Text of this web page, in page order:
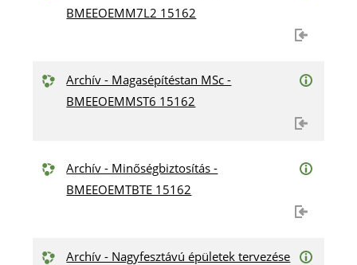
BMEEOEMM7L2 15162
Archív - Magasépítéstan MSc -
BMEEOEMMST6 15162
Archív - Minőségbiztosítás -
BMEEOEMTBTE 15162
Archív - Nagyfesztávú épületek tervezése